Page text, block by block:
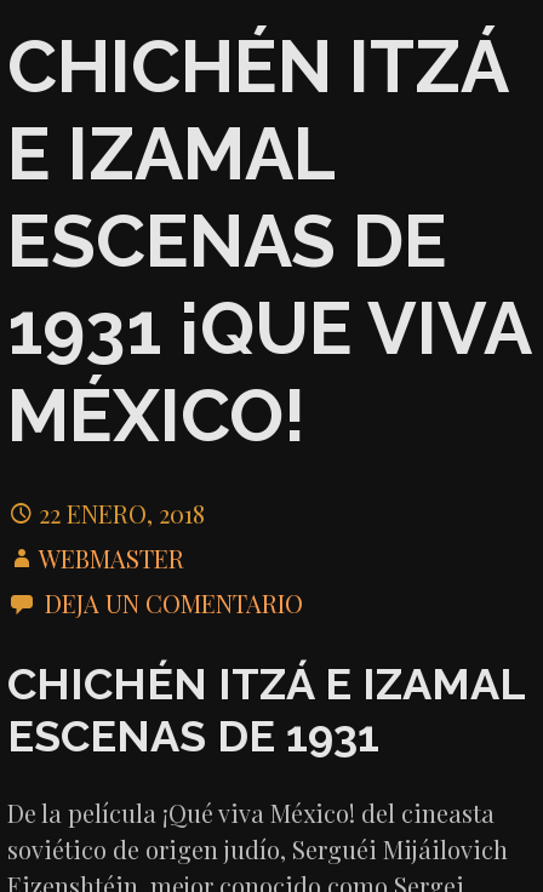
CHICHÉN ITZÁ
E IZAMAL
ESCENAS DE
1931 ¡QUE VIVA
MÉXICO!
22 ENERO, 2018
WEBMASTER
DEJA UN COMENTARIO
CHICHÉN ITZÁ E IZAMAL
ESCENAS DE 1931
De la película ¡Qué viva México! del cineasta
soviético de origen judío, Serguéi Mijáilovich
Eizenshtéin, mejor conocido como Sergei